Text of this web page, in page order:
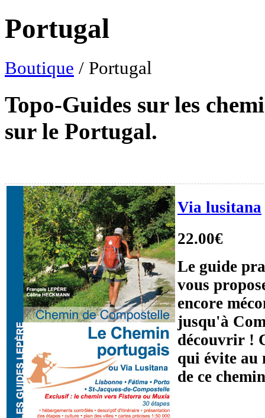
Portugal
Boutique / Portugal
Topo-Guides sur les
sur le Portugal.
Via lusitana
22.00€
Le guide
vous
encore
jusqu'à
découvrir !
qui évite au
de ce